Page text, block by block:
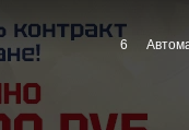
5